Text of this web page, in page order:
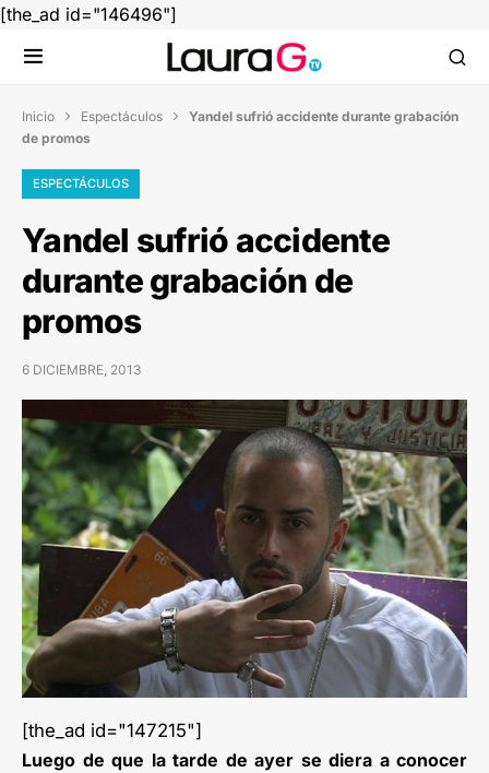
[the_ad id="146496"]
Inicio  Espectáculos  Yandel sufrió accidente durante grabación
de promos
ESPECTÁCULOS
Yandel sufrió accidente
durante grabación de
promos
6 DICIEMBRE, 2013
[the_ad id="147215"]
Luego de que la tarde de ayer se diera a conocer